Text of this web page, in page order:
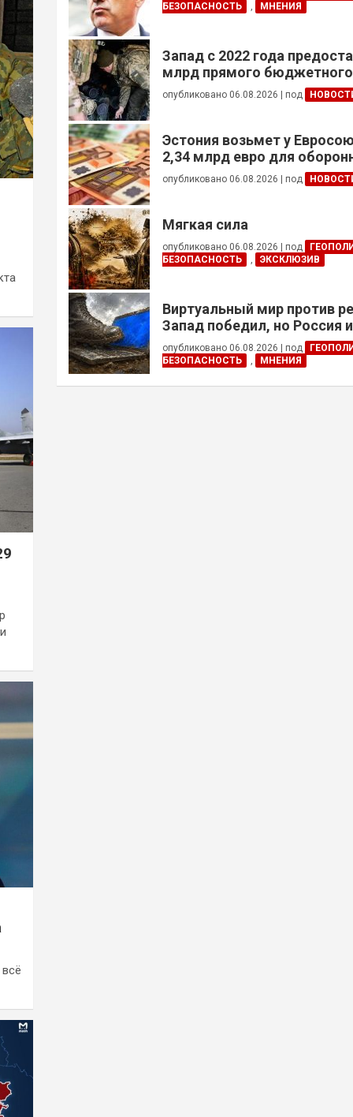
БЕЗОПАСНОСТЬ
, МНЕНИЯ
Запад с 2022 года
млрд прямого бюджетного
финансирования — глава
Украины
опубликовано 06.08.2026 под
Эстония возьмет у
2,34 млрд евро для
опубликовано 06.08.2026 под
Мягкая сила
опубликовано 06.08.2026 под
БЕЗОПАСНОСТЬ
, ЭКСКЛЮЗИВ
Виртуальный мир против
Запад победил, но Россия
опубликовано 06.08.2026 под
БЕЗОПАСНОСТЬ
, МНЕНИЯ